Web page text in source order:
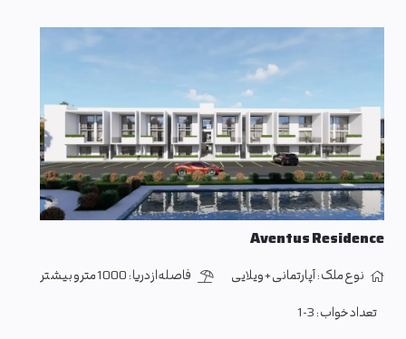
Aventus Residence
نوع ملک :آپارتمانی + ویلایی فاصله از دریا :1000 متر و بیشتر
تعداد خواب :1-3